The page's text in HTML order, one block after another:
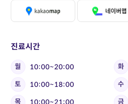
진료시간
월 10:00~20:00 화
토
10:00~18:00 수
목
10:00~21:00 금